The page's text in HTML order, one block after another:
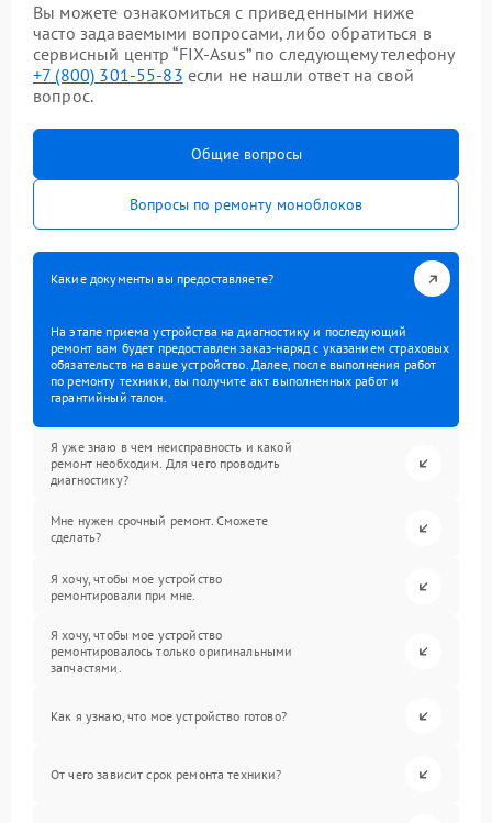
Вы можете ознакомиться с приведенными ниже
часто задаваемыми вопросами, либо обратиться в
сервисный центр “FIX-Asus” по следующему телефону
+7 (800) 301-55-83 если не нашли ответ на свой
вопрос.
Общие вопросы
Вопросы по ремонту моноблоков
Какие документы вы предоставляете?
На этапе приема устройства на диагностику и последующий
ремонт вам будет предоставлен заказ-наряд с указанием страховых
обязательств на ваше устройство. Далее, после выполнения работ
по ремонту техники, вы получите акт выполненных работ и
гарантийный талон.
Я уже знаю в чем неисправность и какой
ремонт необходим. Для чего проводить
диагностику?
Мне нужен срочный ремонт. Сможете
сделать?
Я хочу, чтобы мое устройство
ремонтировали при мне.
Я хочу, чтобы мое устройство
ремонтировалось только оригинальными
запчастями.
Как я узнаю, что мое устройство готово?
От чего зависит срок ремонта техники?